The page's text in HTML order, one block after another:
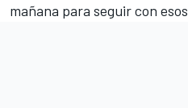
mañana para seguir con